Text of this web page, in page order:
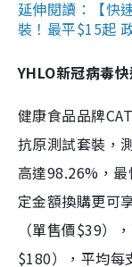
延伸閱讀：【快
裝！最平$15起
YHLO新冠病毒
健康食品品牌
抗原測試套裝，
高達98.26%，
定金額換購更可
（單售價$39）
$180），平均每